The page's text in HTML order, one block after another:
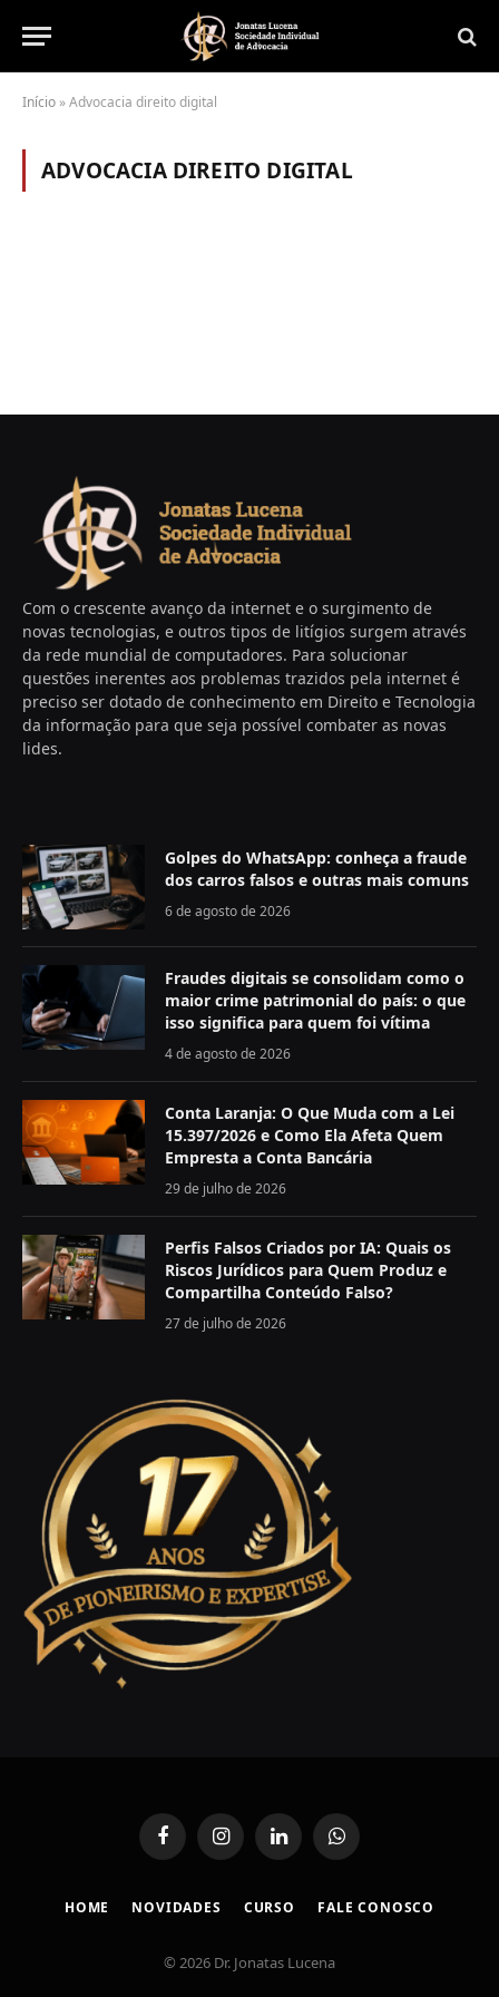
Início »Advocacia direito digital
ADVOCACIA DIREITO DIGITAL
Com o crescente avanço da internet e o surgimento de
novas tecnologias, e outros tipos de litígios surgem através
da rede mundial de computadores. Para solucionar
questões inerentes aos problemas trazidos pela internet é
preciso ser dotado de conhecimento em Direito e Tecnologia
da informação para que seja possível combater as novas
lides.
Golpes do WhatsApp: conheça a fraude
dos carros falsos e outras mais comuns
6 de agosto de 2026
Fraudes digitais se consolidam como o
maior crime patrimonial do país: o que
isso significa para quem foi vítima
4 de agosto de 2026
Conta Laranja: O Que Muda com a Lei
15.397/2026 e Como Ela Afeta Quem
Empresta a Conta Bancária
29 de julho de 2026
Perfis Falsos Criados por IA: Quais os
Riscos Jurídicos para Quem Produz e
Compartilha Conteúdo Falso?
27 de julho de 2026
FacebookInstagramLinkedInWhatsApp
HOME NOVIDADES CURSO FALE CONOSCO
© 2026 Dr. Jonatas Lucena